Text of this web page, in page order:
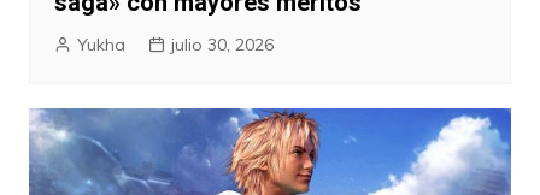
Yukha julio 30, 2026